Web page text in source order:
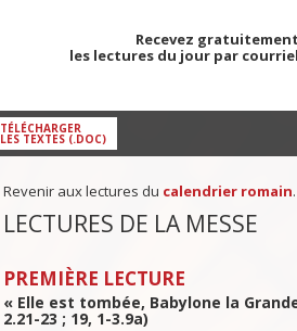
Recevez gratuitement
les lectures du jour par courriel
TÉLÉCHARGER
LES TEXTES (.DOC)
Revenir aux lectures du calendrier romain.
LECTURES DE LA MESSE
PREMIÈRE LECTURE
« Elle est tombée, Babylone la
2.21-23 ; 19, 1-3.9a)